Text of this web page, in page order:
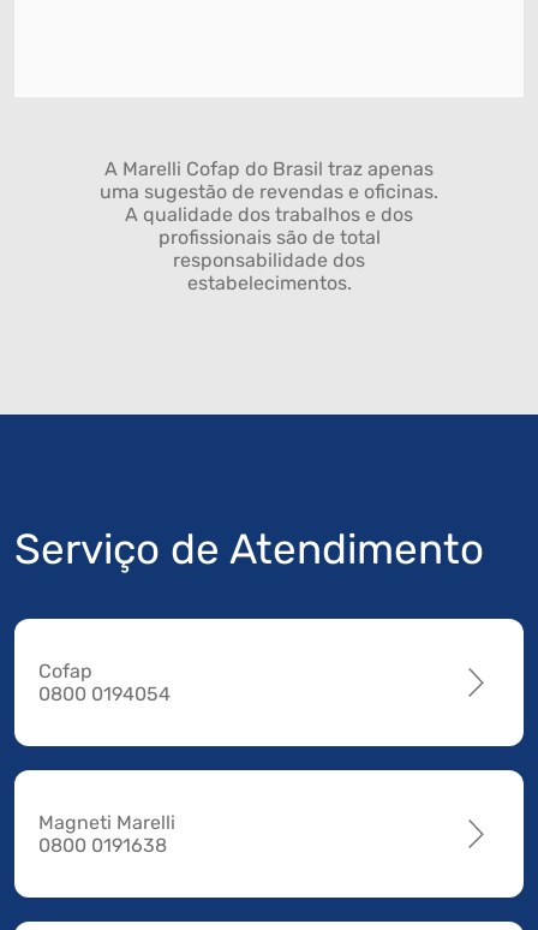
A Marelli Cofap do Brasil traz apenas
uma sugestão de revendas e oficinas.
A qualidade dos trabalhos e dos
profissionais são de total
responsabilidade dos
estabelecimentos.
Serviço de Atendimento
Cofap
0800 0194054
Magneti Marelli
0800 0191638